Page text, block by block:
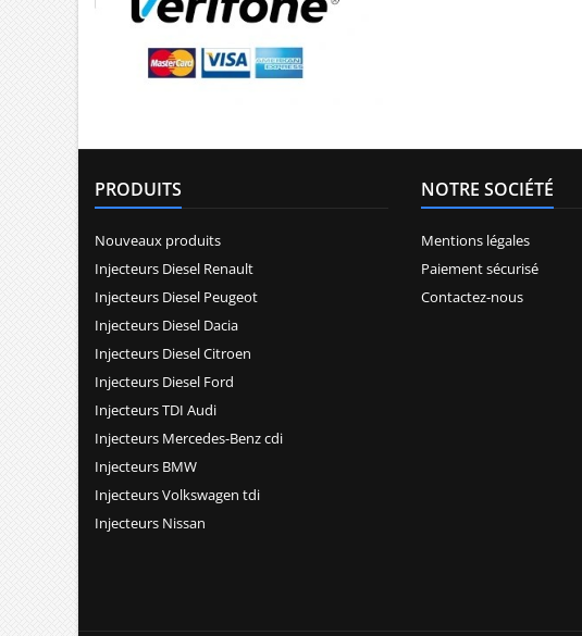
PRODUITS
Nouveaux produits
Injecteurs Diesel Renault
Injecteurs Diesel Peugeot
Injecteurs Diesel Dacia
Injecteurs Diesel Citroen
Injecteurs Diesel Ford
Injecteurs TDI Audi
Injecteurs Mercedes-Benz cdi
Injecteurs BMW
Injecteurs Volkswagen tdi
Injecteurs Nissan
NOTRE SOCIÉTÉ
Mentions légales
Paiement sécurisé
Contactez-nous